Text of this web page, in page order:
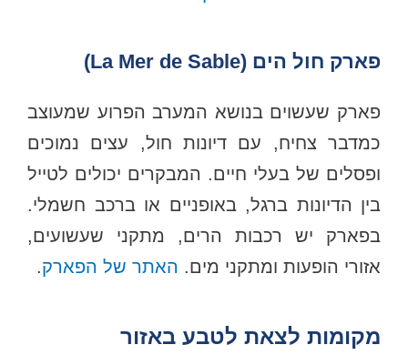
פארק חול הים (La Mer de Sable)
פארק שעשוים בנושא המערב הפרוע שמעוצב
כמדבר צחיח, עם דיונות חול, עצים נמוכים
ופסלים של בעלי חיים. המבקרים יכולים לטייל
בין הדיונות ברגל, באופניים או ברכב חשמלי.
בפארק יש רכבות הרים, מתקני שעשועים,
אזורי הופעות ומתקני מים. האתר של הפארק.
מקומות לצאת לטבע באזור